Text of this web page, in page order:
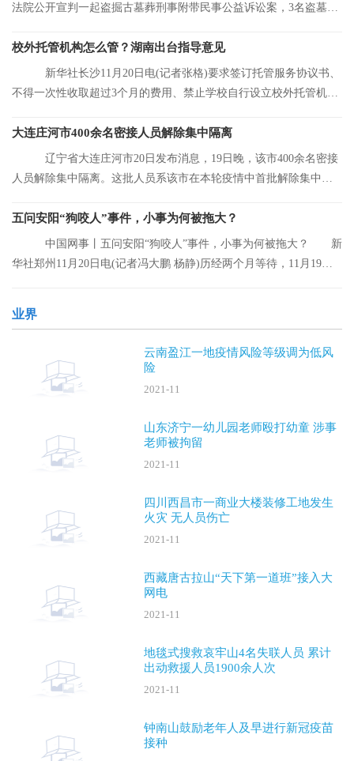
法院公开宣判一起盗掘古墓葬刑事附带民事公益诉讼案，3名盗墓者
校外托管机构怎么管？湖南出台指导意见
新华社长沙11月20日电(记者张格)要求签订托管服务协议书、
不得一次性收取超过3个月的费用、禁止学校自行设立校外托管机
大连庄河市400余名密接人员解除集中隔离
辽宁省大连庄河市20日发布消息，19日晚，该市400余名密接
人员解除集中隔离。这批人员系该市在本轮疫情中首批解除集中隔
五问安阳“狗咬人”事件，小事为何被拖大？
中国网事丨五问安阳“狗咬人”事件，小事为何被拖大？ 新
华社郑州11月20日电(记者冯大鹏 杨静)历经两个月等待，11月19日
业界
云南盈江一地疫情风险等级调为低风
险
2021-11
山东济宁一幼儿园老师殴打幼童 涉事
老师被拘留
2021-11
四川西昌市一商业大楼装修工地发生
火灾 无人员伤亡
2021-11
西藏唐古拉山“天下第一道班”接入大
网电
2021-11
地毯式搜救哀牢山4名失联人员 累计
出动救援人员1900余人次
2021-11
钟南山鼓励老年人及早进行新冠疫苗
接种